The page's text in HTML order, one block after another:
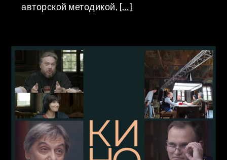
авторской методикой, […]